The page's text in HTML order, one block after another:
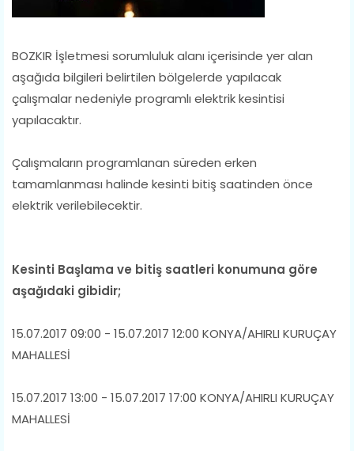
BOZKIR İşletmesi sorumluluk alanı içerisinde yer alan
aşağıda bilgileri belirtilen bölgelerde yapılacak
çalışmalar nedeniyle programlı elektrik kesintisi
yapılacaktır.
Çalışmaların programlanan süreden erken
tamamlanması halinde kesinti bitiş saatinden önce
elektrik verilebilecektir.
Kesinti Başlama ve bitiş saatleri konumuna göre
aşağıdaki gibidir;
15.07.2017 09:00 - 15.07.2017 12:00 KONYA/AHIRLI KURUÇAY
MAHALLESİ
15.07.2017 13:00 - 15.07.2017 17:00 KONYA/AHIRLI KURUÇAY
MAHALLESİ